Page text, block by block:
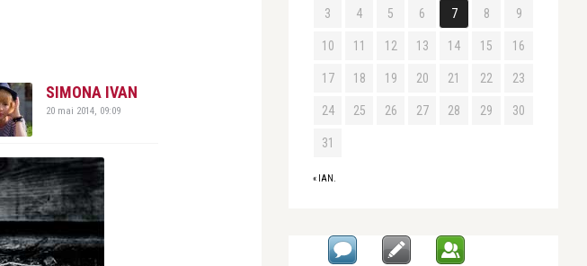
SIMONA IVAN
20 mai 2014, 09:09
« IAN.
3 4 5 6 7 8 9
10 11 12 13 14 15 16
17 18 19 20 21 22 23
24 25 26 27 28 29 30
31